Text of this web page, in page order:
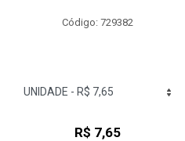
Código: 732350
R$ 14,68